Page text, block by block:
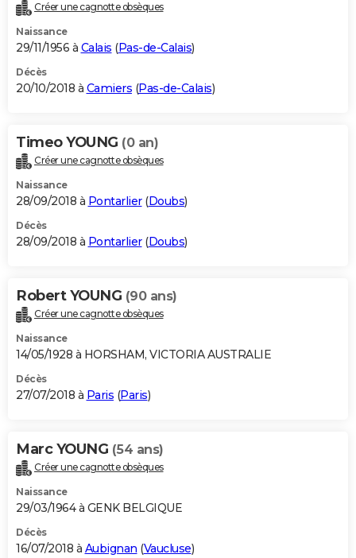
Créer une cagnotte obsèques
Naissance
29/11/1956 à Calais (Pas-de-Calais)
Décès
20/10/2018 à Camiers (Pas-de-Calais)
Timeo YOUNG (0 an)
Créer une cagnotte obsèques
Naissance
28/09/2018 à Pontarlier(Doubs)
Décès
28/09/2018 à Pontarlier(Doubs)
Robert YOUNG (90 ans)
Créer une cagnotte obsèques
Naissance
14/05/1928 à HORSHAM, VICTORIA AUSTRALIE
Décès
27/07/2018 à Paris (Paris)
Marc YOUNG (54 ans)
Créer une cagnotte obsèques
Naissance
29/03/1964 à GENK BELGIQUE
Décès
16/07/2018 à Aubignan (Vaucluse)